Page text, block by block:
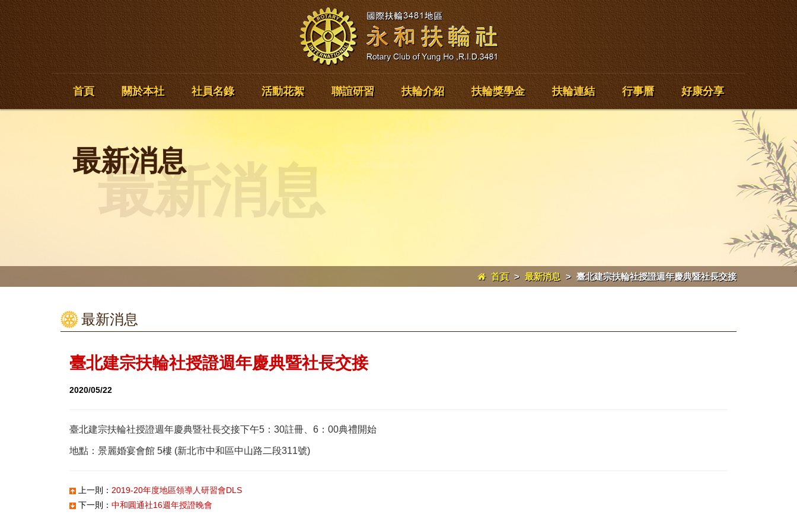
首頁 關於本社 社員名錄 活動花絮 聯誼研習 扶輪介紹 扶輪獎學金 扶輪連結 行事曆 好康分享
最新消息
最新消息
首頁> 最新消息 > 臺北建宗扶輪社授證週年慶典暨社長交接
最新消息
臺北建宗扶輪社授證週年慶典暨社長交接
2020/05/22
臺北建宗扶輪社授證週年慶典暨社長交接下午5：30註冊、6：00典禮開始
地點：景麗婚宴會館 5樓 (新北市中和區中山路二段311號)
上一則： 2019-20年度地區領導人研習會DLS
下一則： 中和圓通社16週年授證晚會